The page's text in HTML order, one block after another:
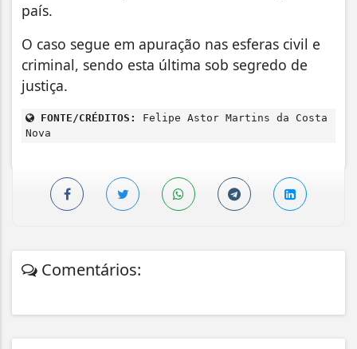
país.
O caso segue em apuração nas esferas civil e
criminal, sendo esta última sob segredo de
justiça.
FONTE/CRÉDITOS:
Felipe Astor Martins da Costa
Nova
Comentários: